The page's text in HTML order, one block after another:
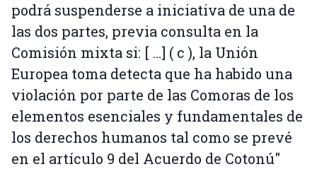
podrá suspenderse a iniciativa de una de
las dos partes, previa consulta en la
Comisión mixta si: [ ...] ( c ), la Unión
Europea toma detecta que ha habido una
violación por parte de las Comoras de los
elementos esenciales y fundamentales de
los derechos humanos tal como se prevé
en el artículo 9 del Acuerdo de Cotonú"